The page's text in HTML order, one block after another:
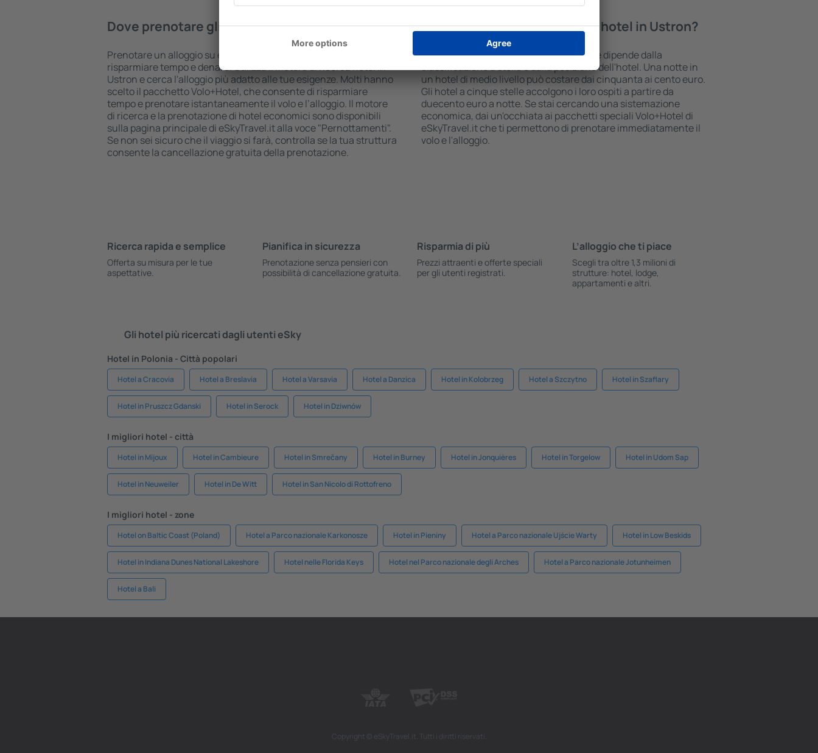
Dove prenotare gli hotel in Ustron?
Prenotare un alloggio su eSkyTravel.it è una soluzione che ti farà
risparmiare tempo e denaro. Utilizza il motore di ricerca hotel in
Ustron e cerca l'alloggio più adatto alle tue esigenze. Molti hanno
scelto il pacchetto Volo+Hotel, che consente di risparmiare
tempo e prenotare istantaneamente il volo e l’alloggio. Il motore
di ricerca e la prenotazione di hotel economici sono disponibili
sulla pagina principale di eSkyTravel.it alla voce "Pernottamenti".
Se non sei sicuro che il viaggio si farà, controlla se la tua struttura
consente la cancellazione gratuita della prenotazione.
Quanto costa una notte in un hotel in Ustron?
Il prezzo per notte in Ustron può variare e dipende dalla
classificazione a stelle e dalla posizione dell'hotel. Una notte in
un hotel di medio livello può costare dai cinquanta ai cento euro.
Gli hotel a cinque stelle accolgono i loro ospiti a partire da
duecento euro a notte. Se stai cercando una sistemazione
economica, dai un'occhiata ai pacchetti speciali Volo+Hotel di
eSkyTravel.it che ti permettono di prenotare immediatamente il
volo e l'alloggio.
Ricerca rapida e semplice
Offerta su misura per le tue
aspettative.
Pianifica in sicurezza
Prenotazione senza pensieri con
possibilità di cancellazione gratuita.
Risparmia di più
Prezzi attraenti e offerte speciali
per gli utenti registrati.
L’alloggio che ti piace
Scegli tra oltre 1,3 milioni di
strutture: hotel, lodge,
appartamenti e altri.
Gli hotel più ricercati dagli utenti eSky
Hotel in Polonia - Città popolari
Hotel a Cracovia Hotel a Breslavia Hotel a Varsavia Hotel a Danzica Hotel in Kolobrzeg Hotel a Szczytno Hotel in Szaflary
Hotel in Pruszcz Gdanski Hotel in Serock Hotel in Dziwnów
I migliori hotel - città
Hotel in Mijoux Hotel in Cambieure Hotel in Smrečany Hotel in Burney Hotel in Jonquières Hotel in Torgelow Hotel in Udom Sap
Hotel in Neuweiler Hotel in De Witt Hotel in San Nicolo di Rottofreno
I migliori hotel - zone
Hotel on Baltic Coast (Poland) Hotel a Parco nazionale Karkonosze Hotel in Pieniny Hotel a Parco nazionale Ujście Warty Hotel in Low Beskids
Hotel in Indiana Dunes National Lakeshore Hotel nelle Florida Keys Hotel nel Parco nazionale degli Arches Hotel a Parco nazionale Jotunheimen
Hotel a Bali
Copyright © eSkyTravel.it. Tutti i diritti riservati.